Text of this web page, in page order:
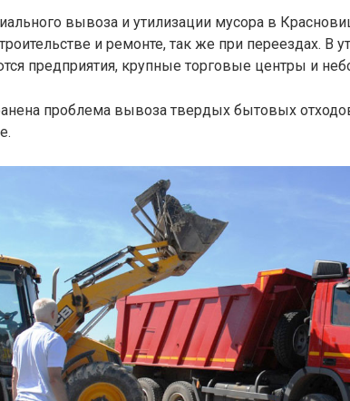
вывоза и утилизации мусора в
и ремонте, так же при переездах. В
предприятия, крупные торговые центры и
проблема вывоза твердых бытовых